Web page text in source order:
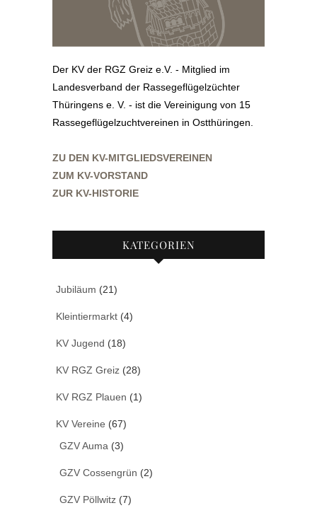
Der KV der RGZ Greiz e.V. - Mitglied im
Landesverband der Rassegeflügelzüchter
Thüringens e. V. - ist die Vereinigung von 15
Rassegeflügelzuchtvereinen in Ostthüringen.
ZU DEN KV-MITGLIEDSVEREINEN
ZUM KV-VORSTAND
ZUR KV-HISTORIE
KATEGORIEN
Jubiläum (21)
Kleintiermarkt (4)
KV Jugend (18)
KV RGZ Greiz (28)
KV RGZ Plauen (1)
KV Vereine (67)
GZV Auma (3)
GZV Cossengrün (2)
GZV Pöllwitz (7)